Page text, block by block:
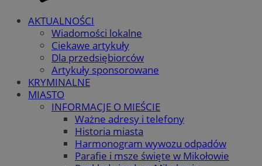
AKTUALNOŚCI
Wiadomości lokalne
Ciekawe artykuły
Dla przedsiębiorców
Artykuły sponsorowane
KRYMINALNE
MIASTO
INFORMACJE O MIEŚCIE
Ważne adresy i telefony
Historia miasta
Harmonogram wywozu odpadów
Parafie i msze święte w Mikołowie